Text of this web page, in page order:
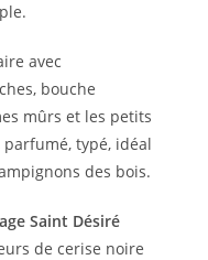
avec
bouche
mûrs et les petits
typé, idéal
des bois.
Saint Désiré
de cerise noire